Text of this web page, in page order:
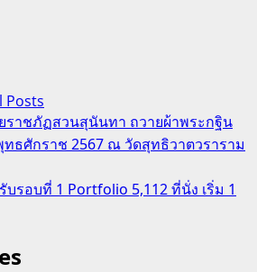
Posts
ราชภัฏสวนสุนันทา ถวายผ้าพระกฐิน
ธศักราช 2567 ณ วัดสุทธิวาตวราราม
รอบที่ 1 Portfolio 5,112 ที่นั่ง เริ่ม 1